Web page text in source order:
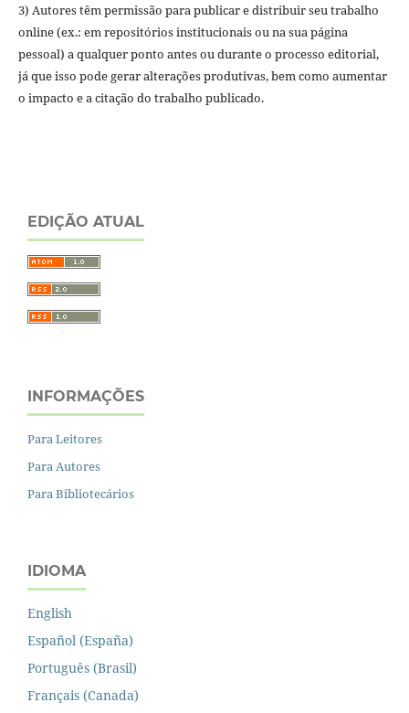
3) Autores têm permissão para publicar e distribuir seu trabalho
online (ex.: em repositórios institucionais ou na sua página
pessoal) a qualquer ponto antes ou durante o processo editorial,
já que isso pode gerar alterações produtivas, bem como aumentar
o impacto e a citação do trabalho publicado.
EDIÇÃO ATUAL
INFORMAÇÕES
Para Leitores
Para Autores
Para Bibliotecários
IDIOMA
English
Español (España)
Português (Brasil)
Français (Canada)